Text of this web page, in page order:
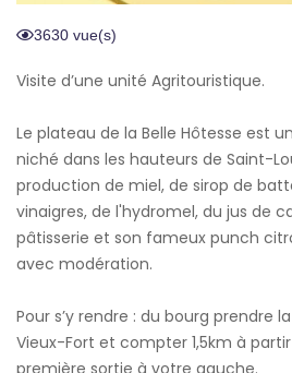
3630 vue(s)
Visite d’une unité Agritouristique.
Le plateau de la Belle Hôtesse est
niché dans les hauteurs de Saint-
production de miel, de sirop de
vinaigres, de l'hydromel, du jus de
pâtisserie et son fameux punch
avec modération.
Pour s’y rendre : du bourg prendre
Vieux-Fort et compter 1,5km à partir